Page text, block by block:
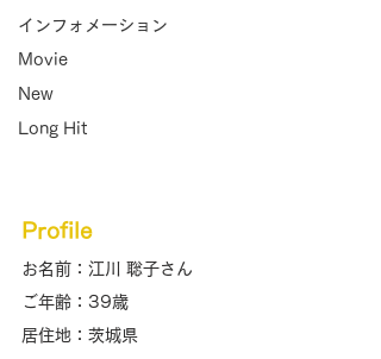
インフォメーション
Movie
New
Long Hit
Profile
お名前：江川 聡子さん
ご年齢：39歳
居住地：茨城県